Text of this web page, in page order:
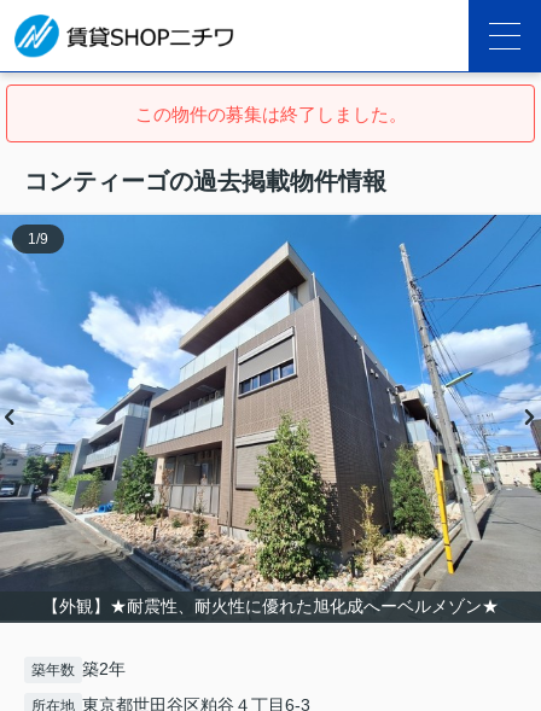
この物件の募集は終了しました。
コンティーゴの過去掲載物件情報
【外観】★耐震性、耐火性に優れた旭化成へーベルメゾン★
1 /9
築年数 築2年
所在地 東京都世田谷区粕谷４丁目6-3